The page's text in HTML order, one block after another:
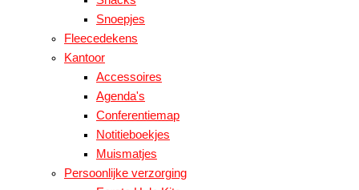
Snoepjes
Fleecedekens
Kantoor
Accessoires
Agenda's
Conferentiemap
Notitieboekjes
Muismatjes
Persoonlijke verzorging